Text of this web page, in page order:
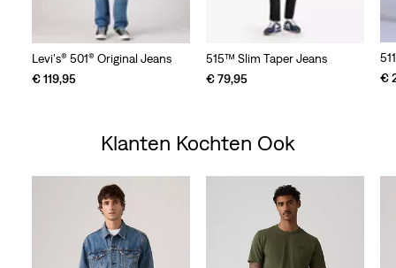
Levi's® 501® Original Jeans
€ 119,95
515™ Slim Taper Jeans
€ 79,95
€
Klanten Kochten Ook